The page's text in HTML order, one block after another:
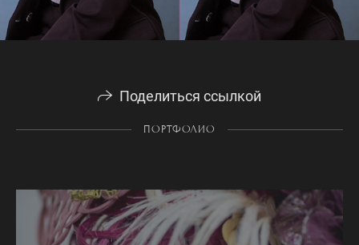
Поделиться ссылкой
ПОРТФОЛИО